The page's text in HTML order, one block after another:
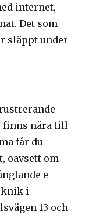
internet,
Det som
släppt under
finns nära till
får du
oavsett om
e-
i
13 och